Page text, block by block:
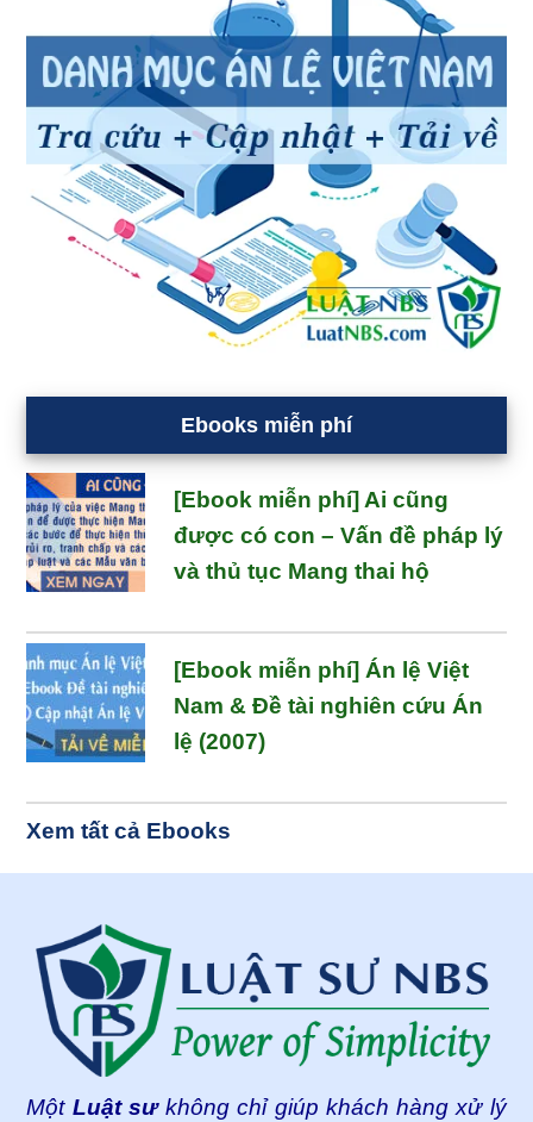
Ebooks miễn phí
[Ebook miễn phí] Ai cũng
được có con – Vấn đề pháp lý
và thủ tục Mang thai hộ
[Ebook miễn phí] Án lệ Việt
Nam & Đề tài nghiên cứu Án
lệ (2007)
Xem tất cả Ebooks
Footer
Một Luật sưkhông chỉ giúp khách hàng xử lý